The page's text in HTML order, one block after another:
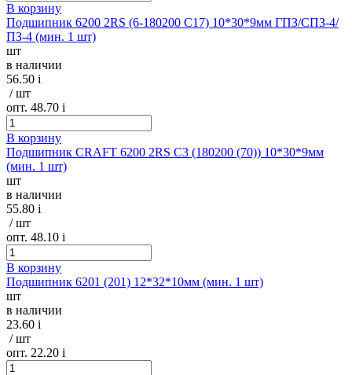
В корзину
Подшипник 6200 2RS (6-180200 С17) 10*30*9мм ГПЗ/СПЗ-4/
ПЗ-4 (мин. 1 шт)
шт
в наличии
56.50 i
/ шт
опт. 48.70 i
В корзину
Подшипник CRAFT 6200 2RS C3 (180200 (70)) 10*30*9мм
(мин. 1 шт)
шт
в наличии
55.80 i
/ шт
опт. 48.10 i
В корзину
Подшипник 6201 (201) 12*32*10мм (мин. 1 шт)
шт
в наличии
23.60 i
/ шт
опт. 22.20 i